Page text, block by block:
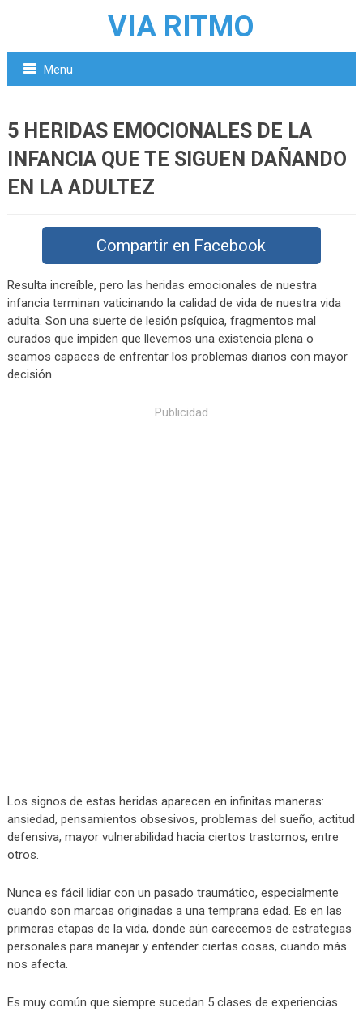
VIA RITMO
Menu
5 HERIDAS EMOCIONALES DE LA
INFANCIA QUE TE SIGUEN DAÑANDO
EN LA ADULTEZ
Compartir en Facebook
Resulta increíble, pero las heridas emocionales de nuestra
infancia terminan vaticinando la calidad de vida de nuestra vida
adulta. Son una suerte de lesión psíquica, fragmentos mal
curados que impiden que llevemos una existencia plena o
seamos capaces de enfrentar los problemas diarios con mayor
decisión.
Publicidad
Los signos de estas heridas aparecen en infinitas maneras:
ansiedad, pensamientos obsesivos, problemas del sueño, actitud
defensiva, mayor vulnerabilidad hacia ciertos trastornos, entre
otros.
Nunca es fácil lidiar con un pasado traumático, especialmente
cuando son marcas originadas a una temprana edad. Es en las
primeras etapas de la vida, donde aún carecemos de estrategias
personales para manejar y entender ciertas cosas, cuando más
nos afecta.
Es muy común que siempre sucedan 5 clases de experiencias